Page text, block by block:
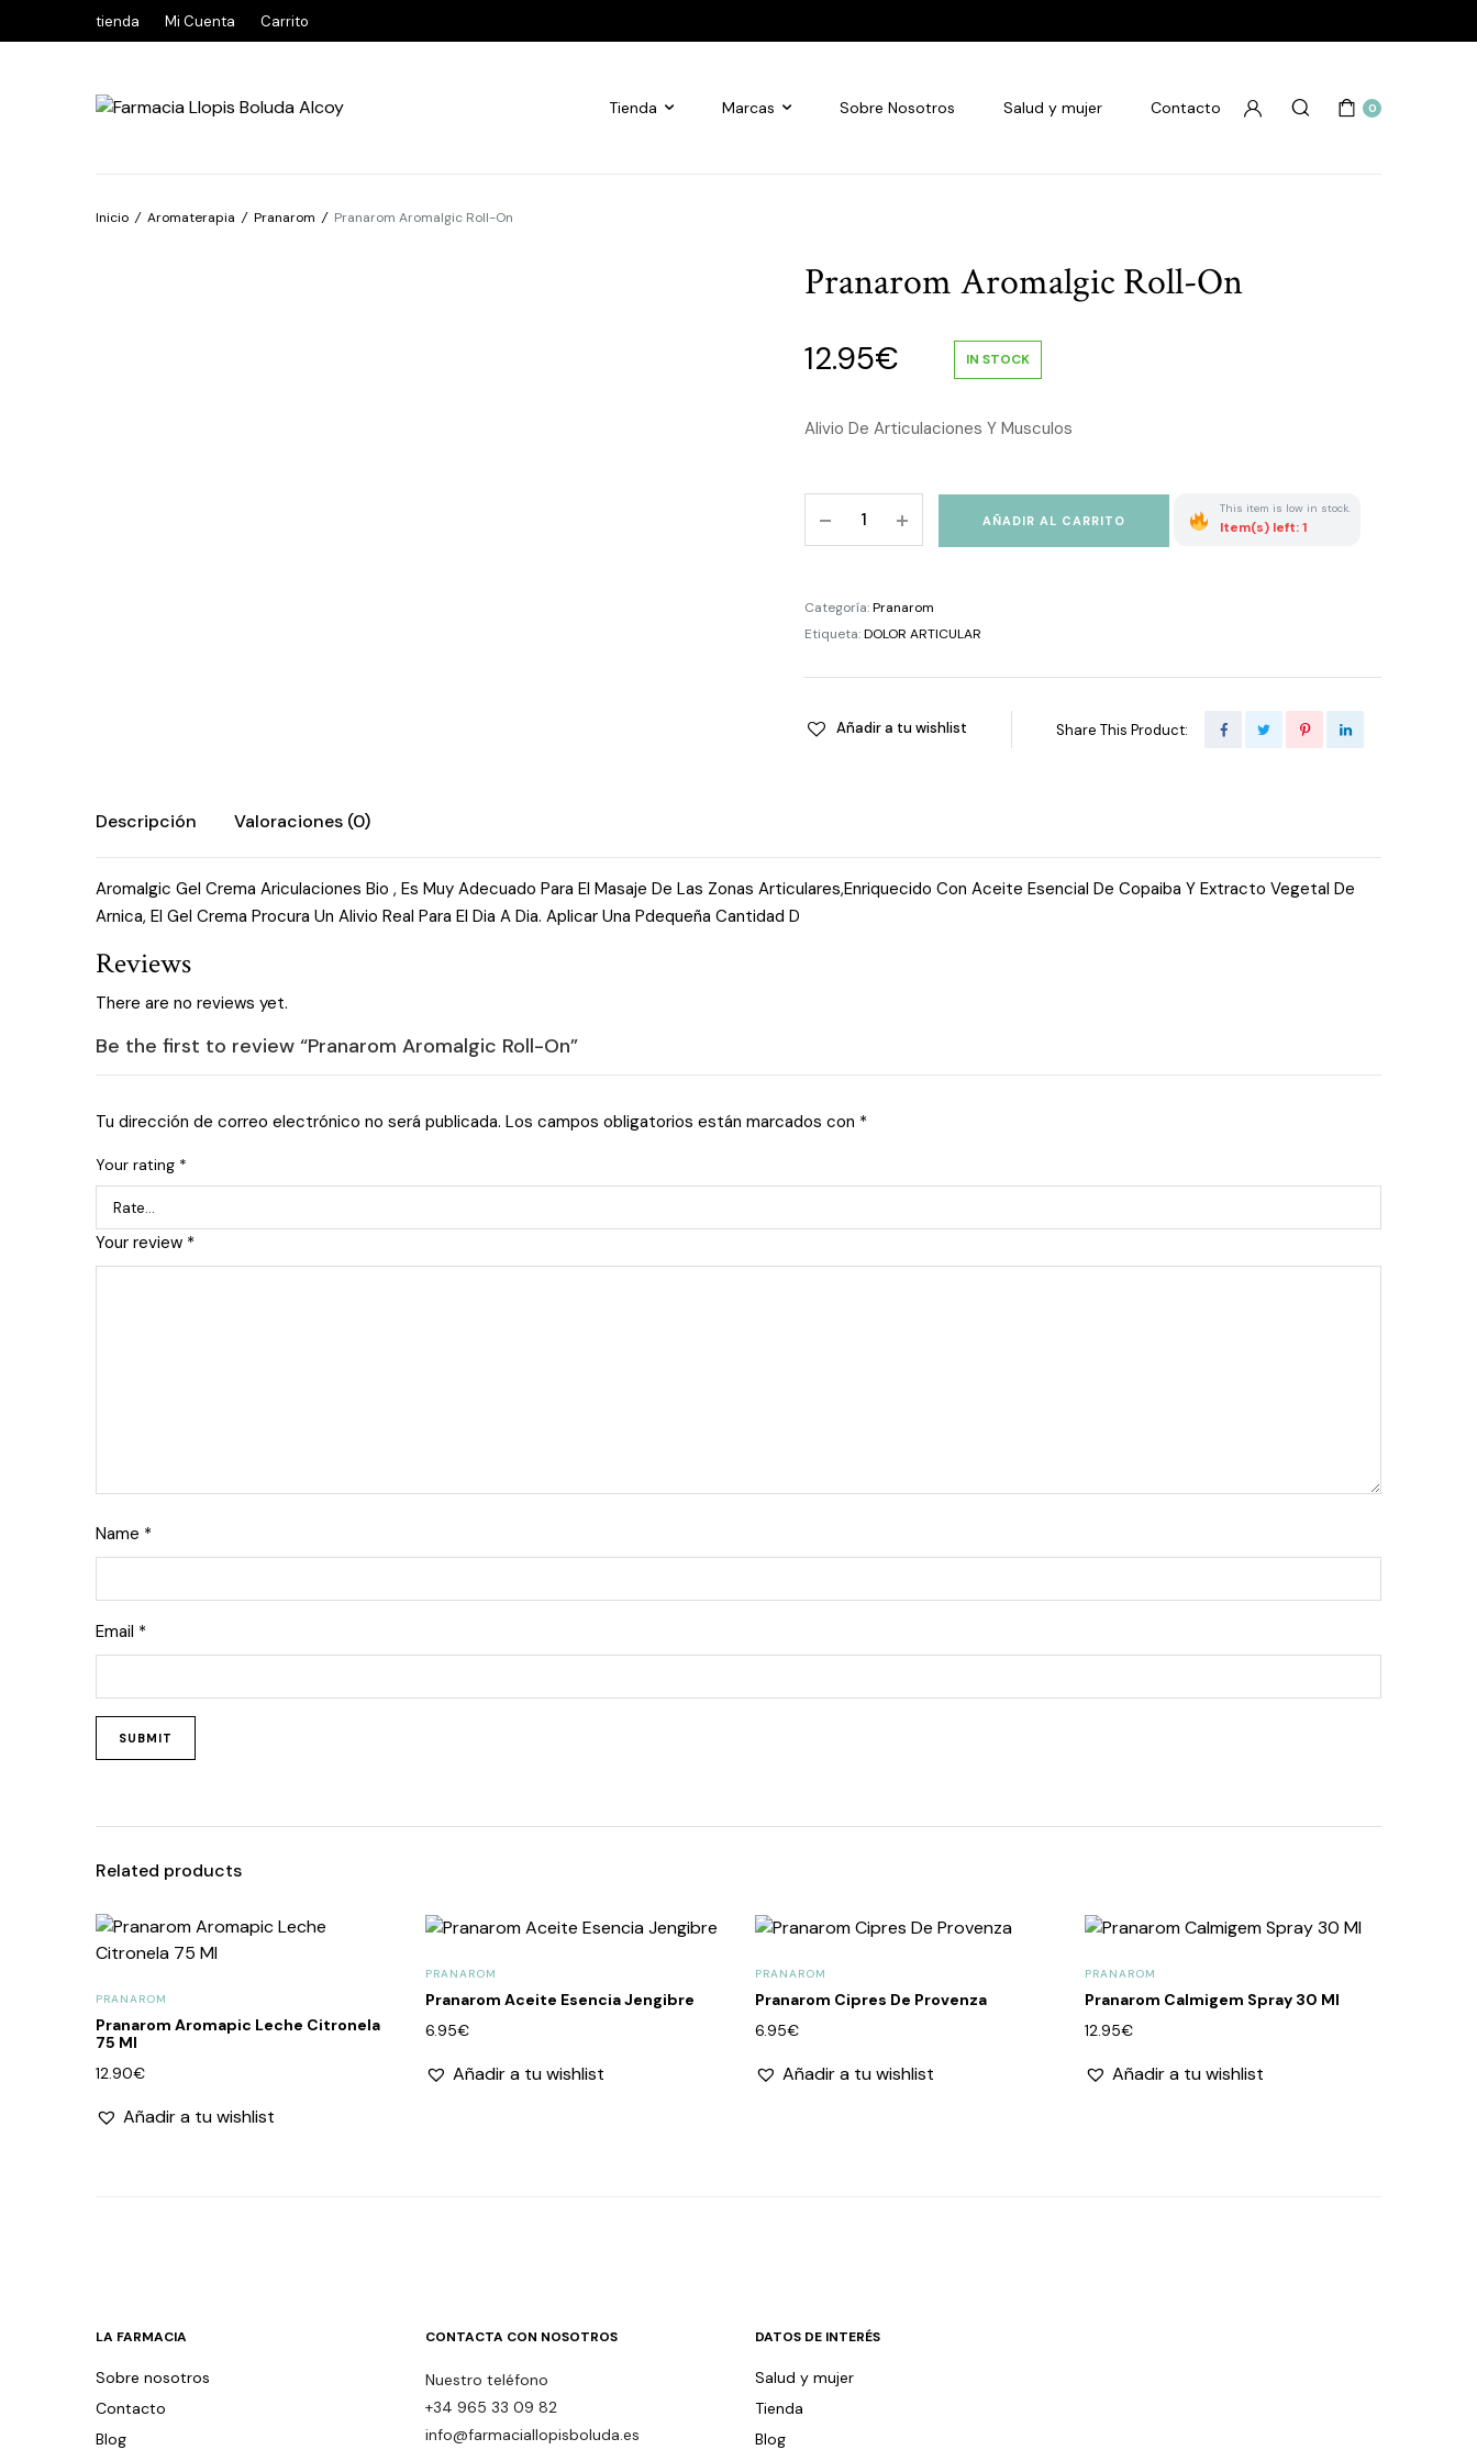
tienda Mi Cuenta Carrito
Tienda Marcas Sobre Nosotros Salud y mujer Contacto 0
Inicio / Aromaterapia / Pranarom / Pranarom Aromalgic Roll-On
Pranarom Aromalgic Roll-On
12.95€ IN STOCK
Alivio De Articulaciones Y Musculos
Aromalgic
quantity
AÑADIR AL CARRITO
This item is low in stock.
Item(s) left: 1
Categoría:Pranarom
Etiqueta:DOLOR ARTICULAR
Añadir a tu wishlist Share This Product:
Descripción Valoraciones (0)
Aromalgic Gel Crema Ariculaciones Bio , Es Muy Adecuado Para El Masaje De Las Zonas Articulares,Enriquecido Con Aceite Esencial De Copaiba Y Extracto Vegetal De
Arnica, El Gel Crema Procura Un Alivio Real Para El Dia A Dia. Aplicar Una Pdequeña Cantidad D
Reviews
There are no reviews yet.
Be the first to review “Pranarom Aromalgic Roll-On”
Tu dirección de correo electrónico no será publicada. Los campos obligatorios están marcados con *
Your rating *
Your review *
Name *
Email *
Related products
PRANAROM
Pranarom Aromapic Leche Citronela
75 Ml
12.90€
Añadir a tu wishlist
PRANAROM
Pranarom Aceite Esencia Jengibre
6.95€
Añadir a tu wishlist
PRANAROM
Pranarom Cipres De Provenza
6.95€
Añadir a tu wishlist
PRANAROM
Pranarom Calmigem Spray 30 Ml
12.95€
Añadir a tu wishlist
LA FARMACIA
Sobre nosotros
Contacto
Blog
CONTACTA CON NOSOTROS
Nuestro teléfono
+34 965 33 09 82
info@farmaciallopisboluda.es
DATOS DE INTERÉS
Salud y mujer
Tienda
Blog